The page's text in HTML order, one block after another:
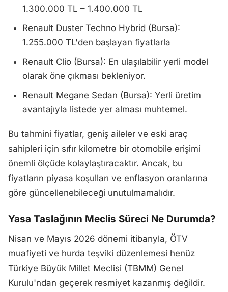
1.300.000 TL – 1.400.000 TL
Renault Duster Techno Hybrid (Bursa):
1.255.000 TL'den başlayan fiyatlarla
Renault Clio (Bursa): En ulaşılabilir yerli model
olarak öne çıkması bekleniyor.
Renault Megane Sedan (Bursa): Yerli üretim
avantajıyla listede yer alması muhtemel.
Bu tahmini fiyatlar, geniş aileler ve eski araç
sahipleri için sıfır kilometre bir otomobile erişimi
önemli ölçüde kolaylaştıracaktır. Ancak, bu
fiyatların piyasa koşulları ve enflasyon oranlarına
göre güncellenebileceği unutulmamalıdır.
Yasa Taslağının Meclis Süreci Ne Durumda?
Nisan ve Mayıs 2026 dönemi itibarıyla, ÖTV
muafiyeti ve hurda teşviki düzenlemesi henüz
Türkiye Büyük Millet Meclisi (TBMM) Genel
Kurulu'ndan geçerek resmiyet kazanmış değildir.